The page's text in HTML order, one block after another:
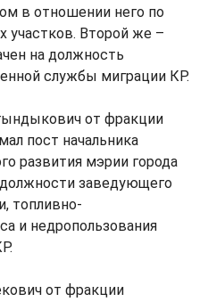
в отношении него по
участков. Второй же –
на должность
службы миграции КР.
от фракции
пост начальника
развития мэрии города
заведующего
топливно-
и недропользования
от фракции